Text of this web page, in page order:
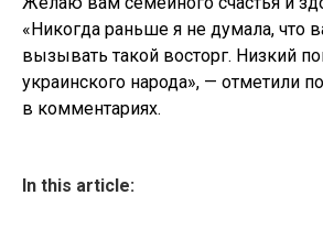
«Никогда раньше я не думала, что
вызывать такой восторг. Низкий
украинского народа», — отметили
в комментариях.
In this article: